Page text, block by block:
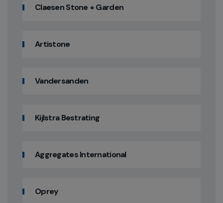
Claesen Stone + Garden
Artistone
Vandersanden
Kijlstra Bestrating
Aggregates International
Oprey